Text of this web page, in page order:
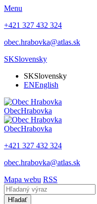
Menu
+421 327 432 324
obec.hrabovka@atlas.sk
SKSlovensky
SKSlovensky
ENEnglish
ObecHrabovka
ObecHrabovka
+421 327 432 324
obec.hrabovka@atlas.sk
Mapa webu RSS
Hľadať